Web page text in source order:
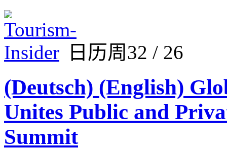
日历周32 / 26
(Deutsch) (English)
Unites Public and
Summit